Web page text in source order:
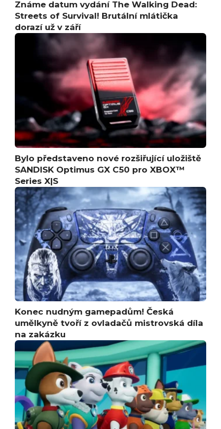
Známe datum vydání The Walking Dead:
Streets of Survival! Brutální mlátička
dorazí už v září
Bylo představeno nové rozšiřující uložiště
SANDISK Optimus GX C50 pro XBOX™
Series X|S
Konec nudným gamepadům! Česká
umělkyně tvoří z ovladačů mistrovská díla
na zakázku